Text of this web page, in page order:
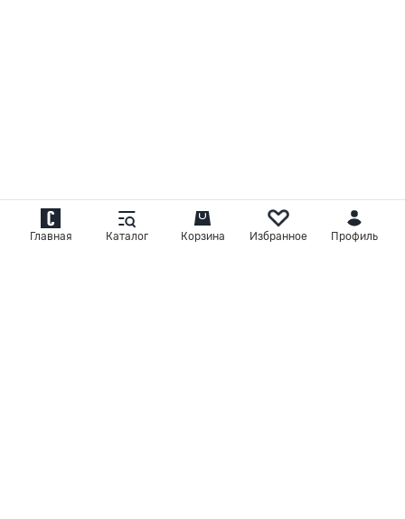
Главная Каталог Корзина Избранное Профиль